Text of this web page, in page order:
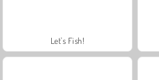
Let's Fish!